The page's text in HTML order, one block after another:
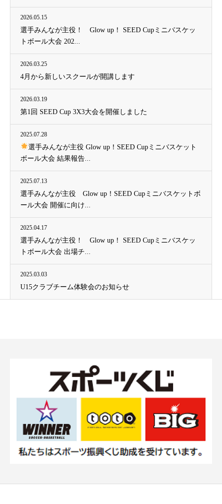
2026.05.15
選手みんなが主役！ Glow up！ SEED Cupミニバスケッ
トボール大会 202...
2026.03.25
4月から新しいスクールが開講します
2026.03.19
第1回 SEED Cup 3X3大会を開催しました
2025.07.28
選手みんなが主役 Glow up！SEED Cupミニバスケット
ボール大会 結果報告...
2025.07.13
選手みんなが主役 Glow up！SEED Cupミニバスケットボ
ール大会 開催に向け...
2025.04.17
選手みんなが主役！ Glow up！ SEED Cupミニバスケッ
トボール大会 出場チ...
2025.03.03
U15クラブチーム体験会のお知らせ